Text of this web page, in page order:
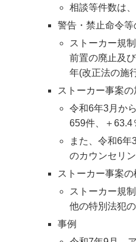
相談等件数は
警告・禁止命令等
ストーカー規
前置の廃止及
年(改正法の施
ストーカー事案
令和6年3月か
659件、＋63.4
また、令和6
のカウンセリ
ストーカー事案の
ストーカー規
他の特別法犯
事例